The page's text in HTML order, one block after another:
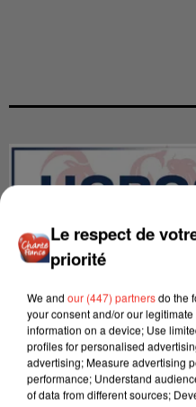
LES INTERVIEWS
Le respect de
priorité
We and our (447) partnersdo the
your consent and/or our
information on a device; Use
profiles for personalised
advertising; Measure advertising
performance; Understand
of data from different sources;